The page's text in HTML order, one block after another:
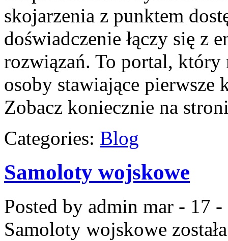
skojarzenia z punktem
doświadczenie łączy się z
rozwiązań. To portal, który
osoby stawiające
Zobacz koniecznie na
Categories: Blog
Samoloty wojskowe
Posted by admin mar - 17 -
Samoloty wojskowe